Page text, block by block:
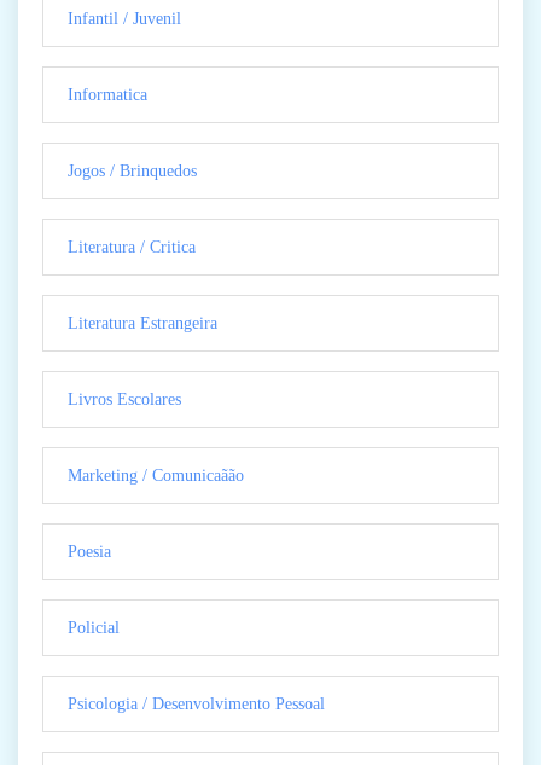
Infantil / Juvenil
Informatica
Jogos / Brinquedos
Literatura / Critica
Literatura Estrangeira
Livros Escolares
Marketing / Comunicaãão
Poesia
Policial
Psicologia / Desenvolvimento Pessoal